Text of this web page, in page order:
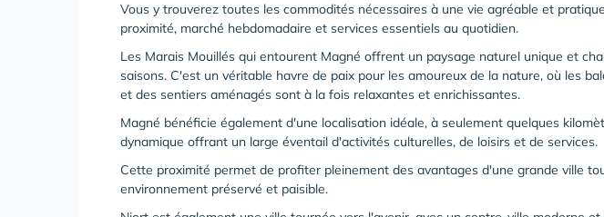
Vous y trouverez toutes les commodités nécessaires à une vie agréable et
proximité, marché hebdomadaire et services essentiels au quotidien.
Les Marais Mouillés qui entourent Magné offrent un paysage naturel unique et
saisons. C'est un véritable havre de paix pour les amoureux de la nature, où les
et des sentiers aménagés sont à la fois relaxantes et enrichissantes.
Magné bénéficie également d'une localisation idéale, à seulement quelques
dynamique offrant un large éventail d'activités culturelles, de loisirs et de services.
Cette proximité permet de profiter pleinement des avantages d'une grande ville
environnement préservé et paisible.